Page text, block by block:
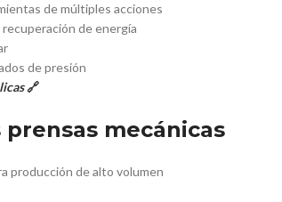
de múltiples acciones
de energía
de presión
🔗
prensas mecánicas
producción de alto volumen